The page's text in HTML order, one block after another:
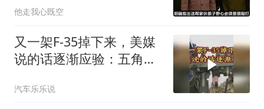
他走我心既空
又一架F-35掉下来，美媒
说的话逐渐应验：五角大
汽车乐乐说